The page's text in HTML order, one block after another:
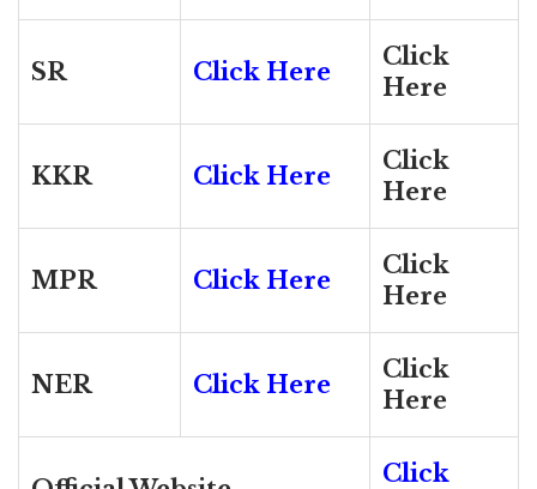
SR Click Here
Click
Here
KKR Click Here
Click
Here
MPR Click Here
Click
Here
NER Click Here
Click
Here
Click